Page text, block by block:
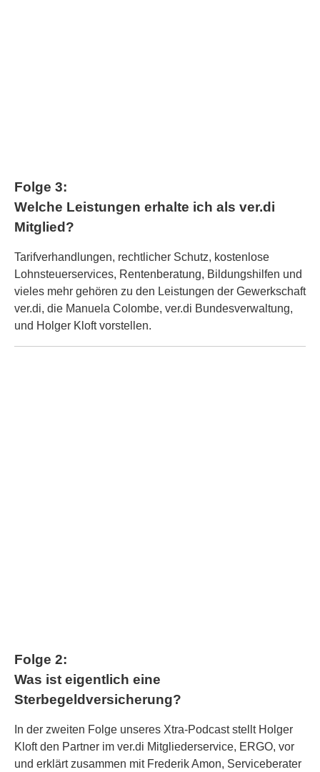
Folge 3:
Welche Leistungen erhalte ich als ver.di
Mitglied?
Tarifverhandlungen, rechtlicher Schutz, kostenlose
Lohnsteuerservices, Rentenberatung, Bildungshilfen und
vieles mehr gehören zu den Leistungen der Gewerkschaft
ver.di, die Manuela Colombe, ver.di Bundesverwaltung,
und Holger Kloft vorstellen.
Folge 2:
Was ist eigentlich eine
Sterbegeldversicherung?
In der zweiten Folge unseres Xtra-Podcast stellt Holger
Kloft den Partner im ver.di Mitgliederservice, ERGO, vor
und erklärt zusammen mit Frederik Amon, Serviceberater